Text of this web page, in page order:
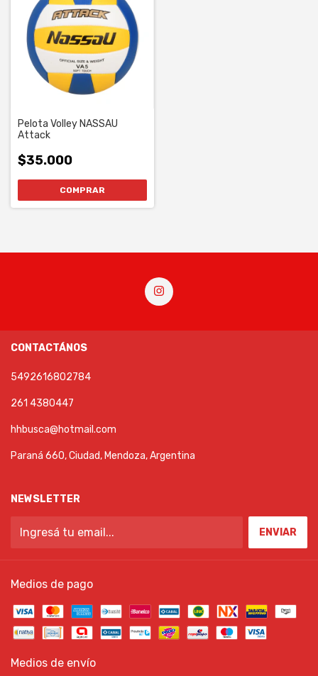
Pelota Volley NASSAU
Attack
$35.000
CONTACTÁNOS
5492616802784
261 4380447
hhbusca@hotmail.com
Paraná 660, Ciudad, Mendoza, Argentina
NEWSLETTER
Medios de pago
Medios de envío